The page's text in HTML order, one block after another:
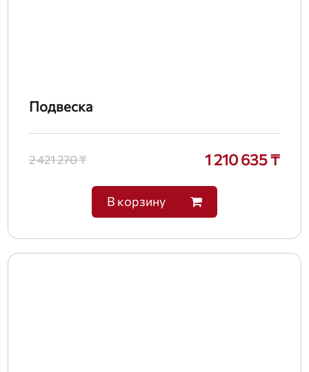
Подвеска
2 421 270 ₸ 1 210 635 ₸
В корзину